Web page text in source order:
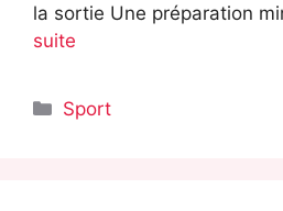
la sortie Une préparation
suite
Catégories
Sport